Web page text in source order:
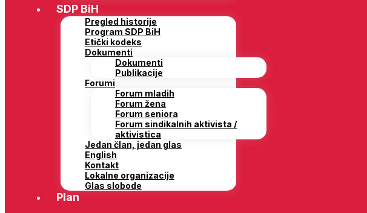
SDP BiH
Pregled historije
Program SDP BiH
Etički kodeks
Dokumenti
Dokumenti
Publikacije
Forumi
Forum mladih
Forum žena
Forum seniora
Forum sindikalnih aktivista /
aktivistica
Jedan član, jedan glas
English
Kontakt
Lokalne organizacije
Glas slobode
Plan